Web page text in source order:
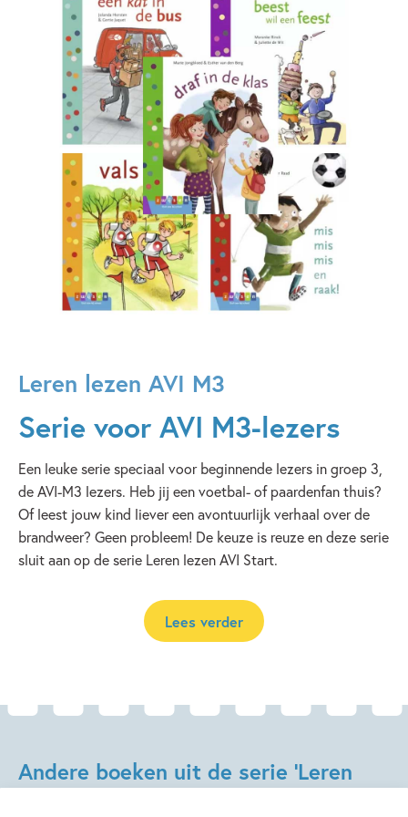
Beroepen
Dagelijks leven
Dieren & natuur
Op & rond school
Voertuigen
Woorden & taal
Jolanda Horsten
Gertie Jaquet
Leren lezen AVI M3
Serie voor AVI M3-lezers
Een leuke serie speciaal voor beginnende lezers in groep 3,
de AVI-M3 lezers. Heb jij een voetbal- of paardenfan thuis?
Of leest jouw kind liever een avontuurlijk verhaal over de
brandweer? Geen probleem! De keuze is reuze en deze serie
sluit aan op de serie Leren lezen AVI Start.
Lees verder
Andere boeken uit de serie 'Leren